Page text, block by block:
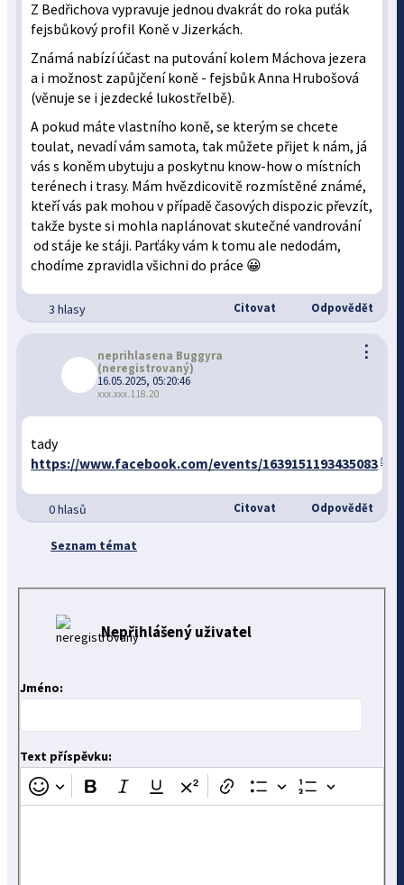
Z Bedřichova vypravuje jednou dvakrát do roka puťák
fejsbůkový profil Koně v Jizerkách.
Známá nabízí účast na putování kolem Máchova jezera
a i možnost zapůjčení koně - fejsbůk Anna Hrubošová
(věnuje se i jezdecké lukostřelbě).
A pokud máte vlastního koně, se kterým se chcete
toulat, nevadí vám samota, tak můžete přijet k nám, já
vás s koněm ubytuju a poskytnu know-how o místních
terénech i trasy. Mám hvězdicovitě rozmístěné známé,
kteří vás pak mohou v případě časových dispozic převzít,
takže byste si mohla naplánovat skutečné vandrování
od stáje ke stáji. Parťáky vám k tomu ale nedodám,
chodíme zpravidla všichni do práce 😀
3 hlasy Citovat Odpovědět
⋮
neprihlasena Buggyra
(neregistrovaný)
16.05.2025, 05:20:46
xxx.xxx.118.20
tady
https://www.facebook.com/events/1639151193435083
0 hlasů Citovat Odpovědět
Seznam témat
Nepřihlášený uživatel
Jméno:
Text příspěvku: